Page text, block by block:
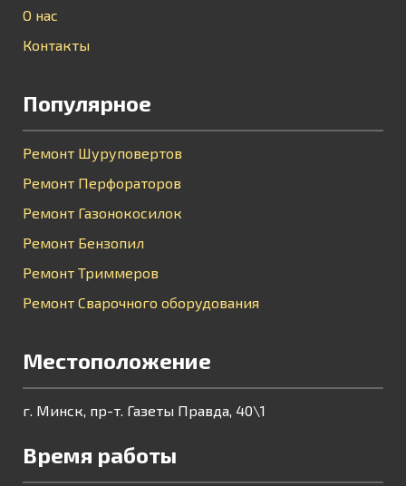
О нас
Контакты
Популярное
Ремонт Шуруповертов
Ремонт Перфораторов
Ремонт Газонокосилок
Ремонт Бензопил
Ремонт Триммеров
Ремонт Сварочного оборудования
Местоположение
г. Минск, пр-т. Газеты Правда, 40\1
Время работы